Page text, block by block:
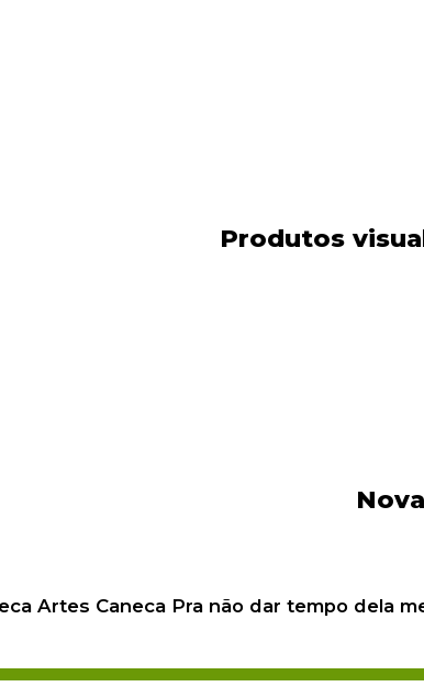
Produtos
Artes Caneca Pra não dar tempo dela